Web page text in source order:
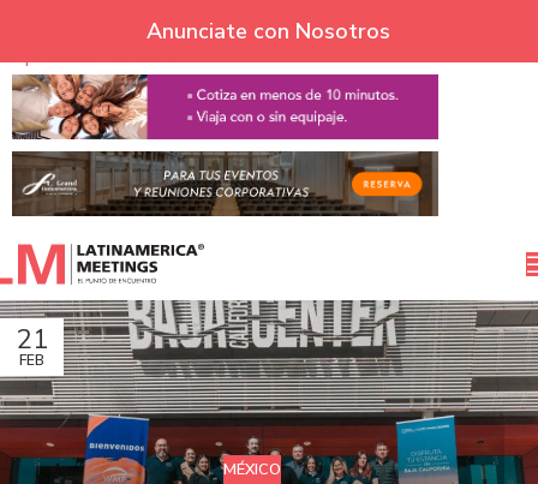
Skip to navigation
Skip to main content
Anunciate con Nosotros
21
FEB
MÉXICO